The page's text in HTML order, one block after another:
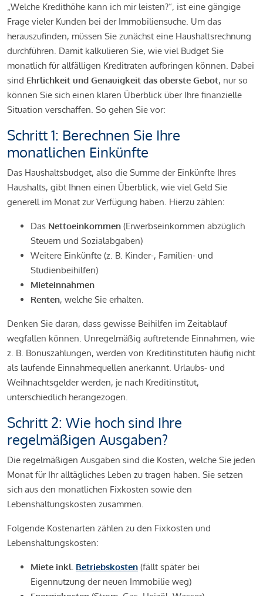
„Welche Kredithöhe kann ich mir leisten?“, ist eine gängige
Frage vieler Kunden bei der Immobiliensuche. Um das
herauszufinden, müssen Sie zunächst eine Haushaltsrechnung
durchführen. Damit kalkulieren Sie, wie viel Budget Sie
monatlich für allfälligen Kreditraten aufbringen können. Dabei
sind Ehrlichkeit und Genauigkeit das oberste Gebot, nur so
können Sie sich einen klaren Überblick über Ihre finanzielle
Situation verschaffen. So gehen Sie vor:
Schritt 1: Berechnen Sie Ihre
monatlichen Einkünfte
Das Haushaltsbudget, also die Summe der Einkünfte Ihres
Haushalts, gibt Ihnen einen Überblick, wie viel Geld Sie
generell im Monat zur Verfügung haben. Hierzu zählen:
Das Nettoeinkommen (Erwerbseinkommen abzüglich
Steuern und Sozialabgaben)
Weitere Einkünfte (z. B. Kinder-, Familien- und
Studienbeihilfen)
Mieteinnahmen
Renten, welche Sie erhalten.
Denken Sie daran, dass gewisse Beihilfen im Zeitablauf
wegfallen können. Unregelmäßig auftretende Einnahmen, wie
z. B. Bonuszahlungen, werden von Kreditinstituten häufig nicht
als laufende Einnahmequellen anerkannt. Urlaubs- und
Weihnachtsgelder werden, je nach Kreditinstitut,
unterschiedlich herangezogen.
Schritt 2: Wie hoch sind Ihre
regelmäßigen Ausgaben?
Die regelmäßigen Ausgaben sind die Kosten, welche Sie jeden
Monat für Ihr alltägliches Leben zu tragen haben. Sie setzen
sich aus den monatlichen Fixkosten sowie den
Lebenshaltungskosten zusammen.
Folgende Kostenarten zählen zu den Fixkosten und
Lebenshaltungskosten:
Miete inkl. Betriebskosten (fällt später bei
Eigennutzung der neuen Immobilie weg)